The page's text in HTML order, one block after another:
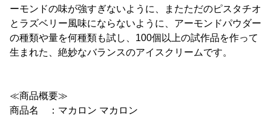
ーモンドの味が強すぎないように、またただのピスタチオ
とラズベリー風味にならないように、アーモンドパウダー
の種類や量を何種類も試し、100個以上の試作品を作って
生まれた、絶妙なバランスのアイスクリームです。
≪商品概要≫
商品名 ：マカロン マカロン